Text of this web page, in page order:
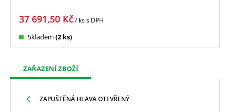
37 691,50 Kč/ kss DPH
Skladem (2 ks)
ZAŘAZENÍ ZBOŽÍ
ZAPUŠTĚNÁ HLAVA OTEVŘENÝ